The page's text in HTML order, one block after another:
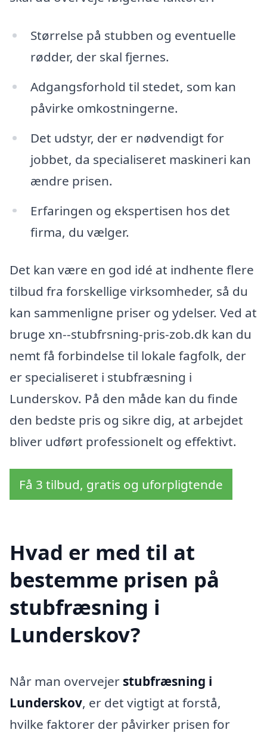
Størrelse på stubben og eventuelle
rødder, der skal fjernes.
Adgangsforhold til stedet, som kan
påvirke omkostningerne.
Det udstyr, der er nødvendigt for
jobbet, da specialiseret maskineri kan
ændre prisen.
Erfaringen og ekspertisen hos det
firma, du vælger.
Det kan være en god idé at indhente flere
tilbud fra forskellige virksomheder, så du
kan sammenligne priser og ydelser. Ved at
bruge xn--stubfrsning-pris-zob.dk kan du
nemt få forbindelse til lokale fagfolk, der
er specialiseret i stubfræsning i
Lunderskov. På den måde kan du finde
den bedste pris og sikre dig, at arbejdet
bliver udført professionelt og effektivt.
Få 3 tilbud, gratis og uforpligtende
Hvad er med til at
bestemme prisen på
stubfræsning i
Lunderskov?
Når man overvejer stubfræsning i
Lunderskov, er det vigtigt at forstå,
hvilke faktorer der påvirker prisen for